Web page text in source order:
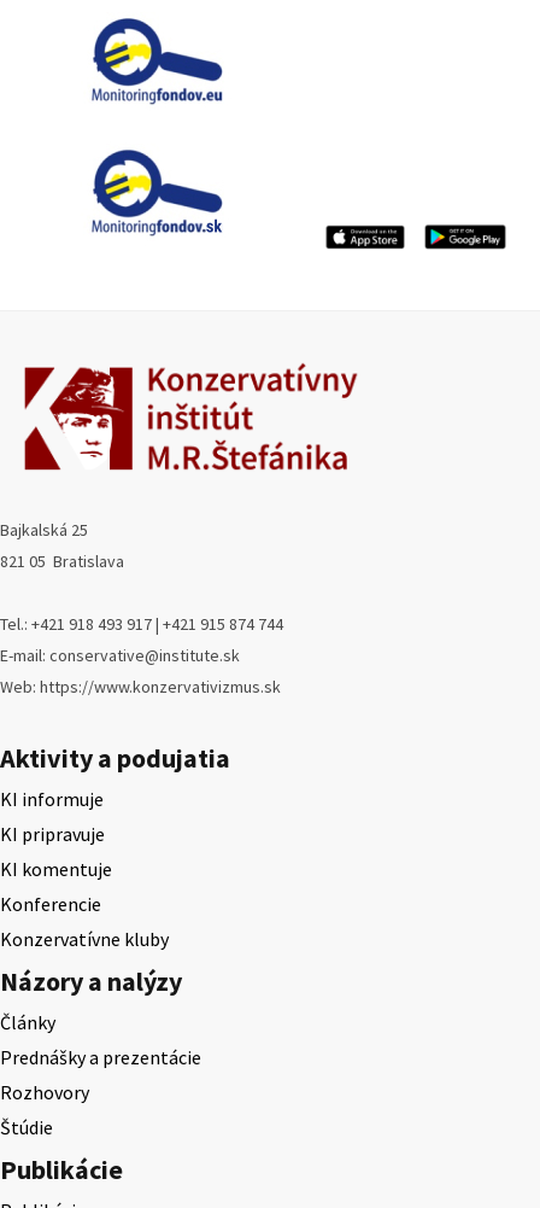
Bajkalská 25
821 05 Bratislava
Tel.: +421 918 493 917 | +421 915 874 744
E-mail: conservative@institute.sk
Web: https://www.konzervativizmus.sk
Aktivity a podujatia
KI informuje
KI pripravuje
KI komentuje
Konferencie
Konzervatívne kluby
Názory a nalýzy
Články
Prednášky a prezentácie
Rozhovory
Štúdie
Publikácie